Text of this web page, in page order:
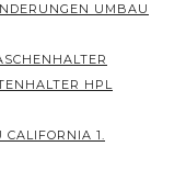
UMBAU
HPL
1.